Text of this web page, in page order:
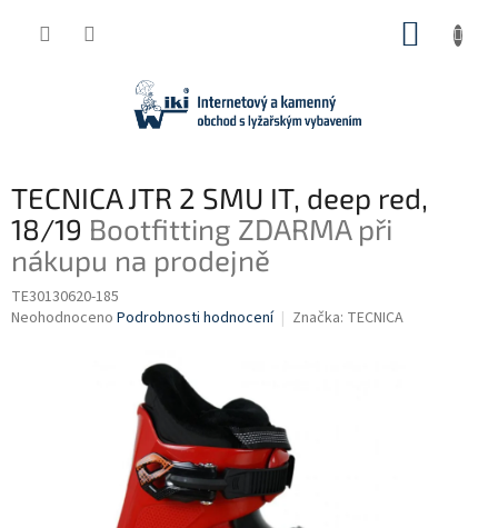
TECNICA JTR 2 SMU IT, deep red,
18/19 Bootfitting ZDARMA při
nákupu na prodejně
TE30130620-185
Průměrné
Neohodnoceno Podrobnosti hodnocení Značka: TECNICA